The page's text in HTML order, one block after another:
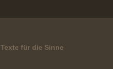
Texte für die Sinne